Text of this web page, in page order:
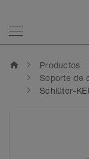
home Productos
Soporte de
Schlüter-